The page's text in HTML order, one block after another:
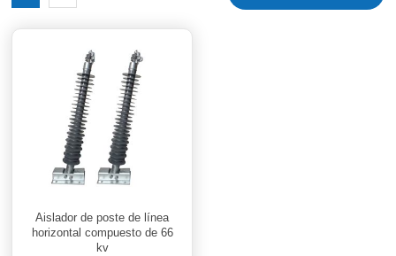
Aislador de poste de línea
horizontal compuesto de 66
kv